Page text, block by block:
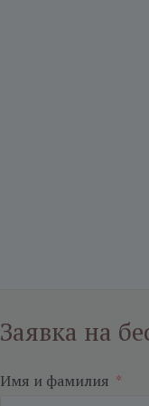
Заявка на
Имя и фамилия *